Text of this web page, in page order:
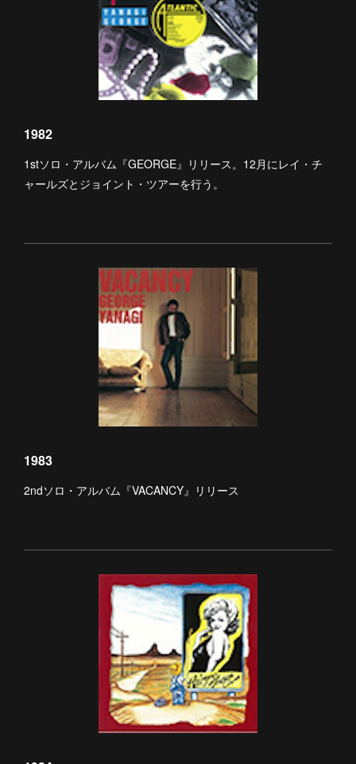
1982
1stソロ・アルバム『GEORGE』リリース。12月にレイ・チ
ャールズとジョイント・ツアーを行う。
1983
2ndソロ・アルバム『VACANCY』リリース